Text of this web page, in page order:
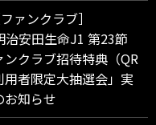
ファンクラブ］
治安田生命J1 第23節
クラブ招待特典（QR
者限定大抽選会」実
お知らせ